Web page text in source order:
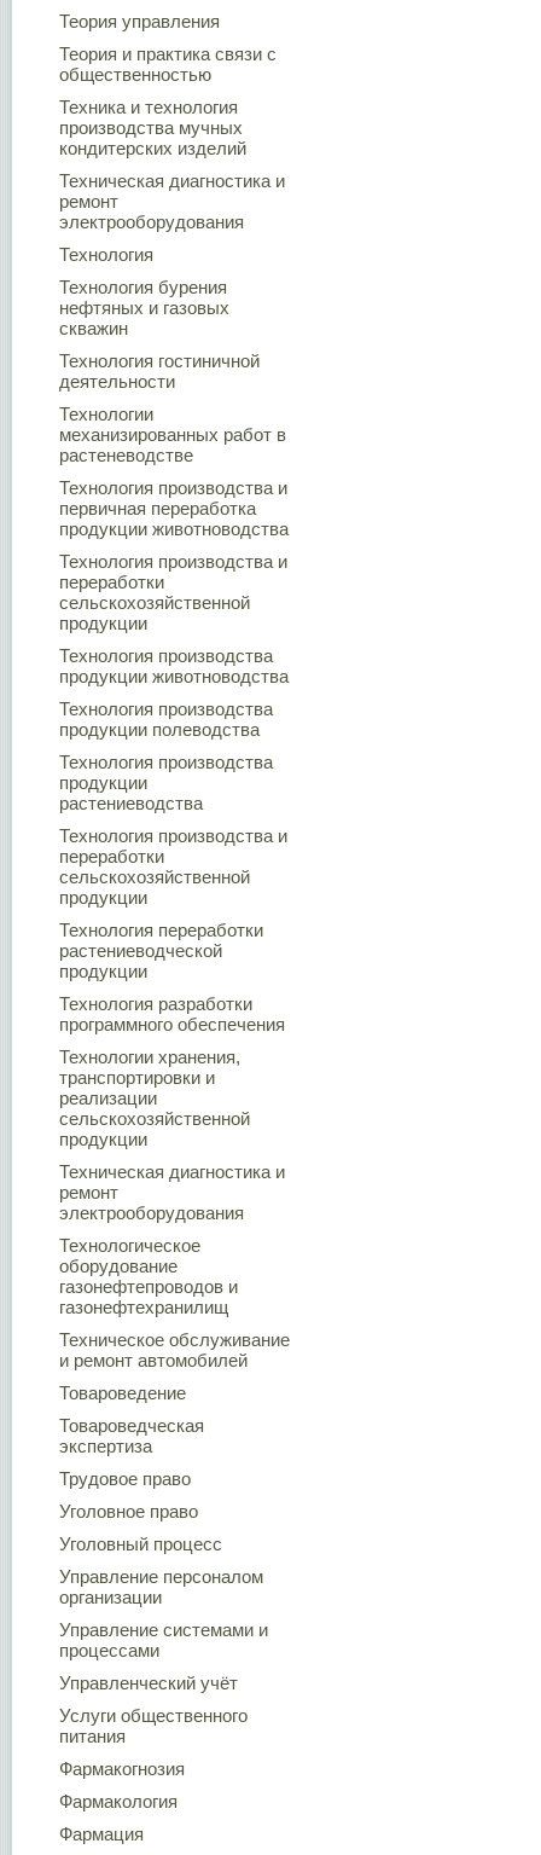
Теория управления
Теория и практика связи с
общественностью
Техника и технология
производства мучных
кондитерских изделий
Техническая диагностика и
ремонт
электрооборудования
Технология
Технология бурения
нефтяных и газовых
скважин
Технология гостиничной
деятельности
Технологии
механизированных работ в
растеневодстве
Технология производства и
первичная переработка
продукции животноводства
Технология производства и
переработки
сельскохозяйственной
продукции
Технология производства
продукции животноводства
Технология производства
продукции полеводства
Технология производства
продукции
растениеводства
Технология производства и
переработки
сельскохозяйственной
продукции
Технология переработки
растениеводческой
продукции
Технология разработки
программного обеспечения
Технологии хранения,
транспортировки и
реализации
сельскохозяйственной
продукции
Техническая диагностика и
ремонт
электрооборудования
Технологическое
оборудование
газонефтепроводов и
газонефтехранилищ
Техническое обслуживание
и ремонт автомобилей
Товароведение
Товароведческая
экспертиза
Трудовое право
Уголовное право
Уголовный процесс
Управление персоналом
организации
Управление системами и
процессами
Управленческий учёт
Услуги общественного
питания
Фармакогнозия
Фармакология
Фармация